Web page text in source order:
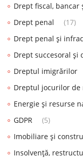
Drept fiscal, bancar
Drept penal
(17)
Drept penal și
Drept succesoral și
Dreptul imigrărilor
Dreptul jocurilor
Energie și resurse
GDPR
(5)
Imobiliare și
Insolvență,